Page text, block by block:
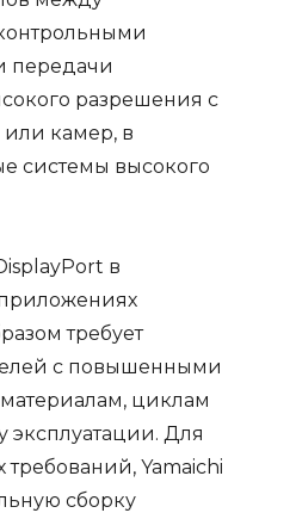
передачи
разрешения с
или камер, в
системы высокого
в
требует
с повышенными
циклам
эксплуатации. Для
Yamaichi
сборку